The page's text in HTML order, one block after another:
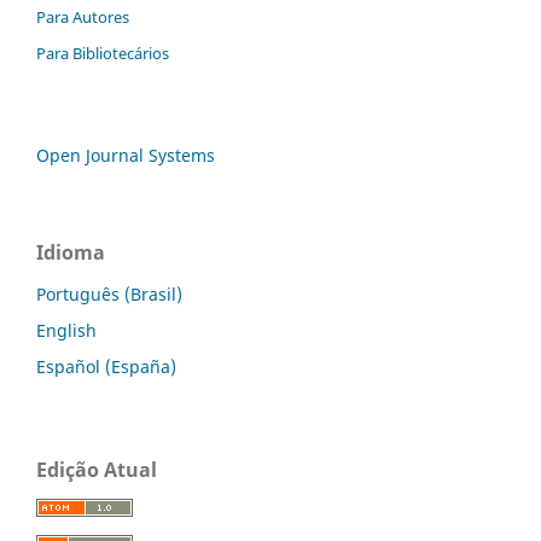
Para Autores
Para Bibliotecários
Open Journal Systems
Idioma
Português (Brasil)
English
Español (España)
Edição Atual